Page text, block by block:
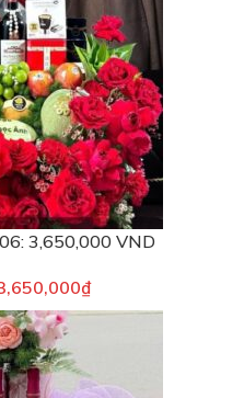
3,650,000 VND
₫